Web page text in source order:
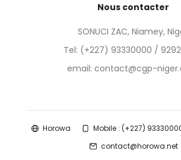
Nous contacter
SONUCI ZAC, Niamey,
Tel: (+227) 93330000 /
email: contact@cgp-
Horowa
Mobile : (+227)
contact@horowa.net